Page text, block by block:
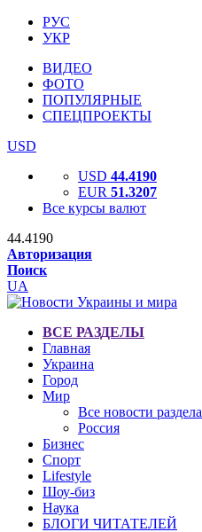
РУС
УКР
ВИДЕО
ФОТО
ПОПУЛЯРНЫЕ
СПЕЦПРОЕКТЫ
USD
USD 44.4190
EUR 51.3207
Все курсы валют
44.4190
Авторизация
Поиск
UA
ВСЕ РАЗДЕЛЫ
Главная
Украина
Город
Мир
Все новости раздела
Россия
Бизнес
Спорт
Lifestyle
Шоу-биз
Наука
БЛОГИ ЧИТАТЕЛЕЙ